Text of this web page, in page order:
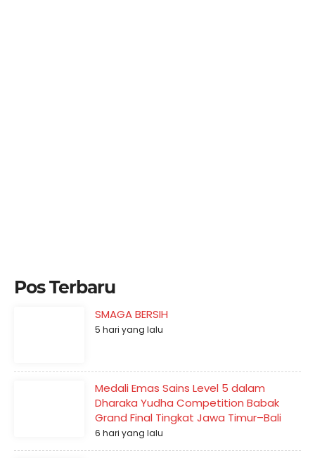
Pos Terbaru
SMAGA BERSIH
5 hari yang lalu
Medali Emas Sains Level 5 dalam
Dharaka Yudha Competition Babak
Grand Final Tingkat Jawa Timur–Bali
6 hari yang lalu